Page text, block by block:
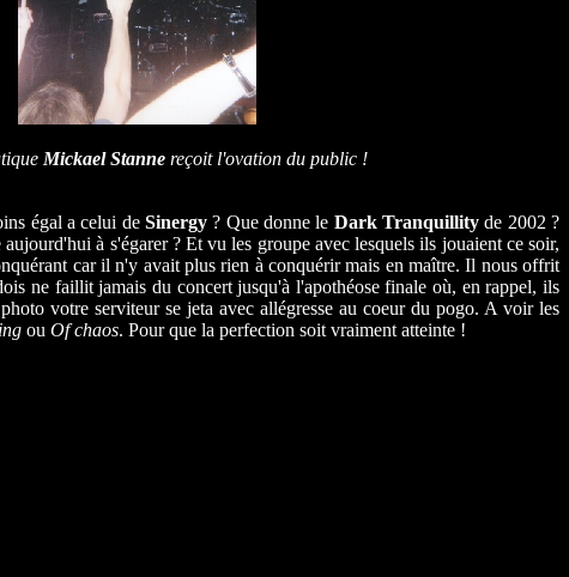
Mickael Stannereçoit l'ovation du public !
égal a celui de Sinergy? Que donne le Dark Tranquillityde 2002 ?
à s'égarer ? Et vu les groupe avec lesquels ils jouaient ce soir,
car il n'y avait plus rien à conquérir mais en maître. Il nous offrit
ne faillit jamais du concert jusqu'à l'apothéose finale où, en rappel, ils
votre serviteur se jeta avec allégresse au coeur du pogo. A voir les
ou Of chaos. Pour que la perfection soit vraiment atteinte !